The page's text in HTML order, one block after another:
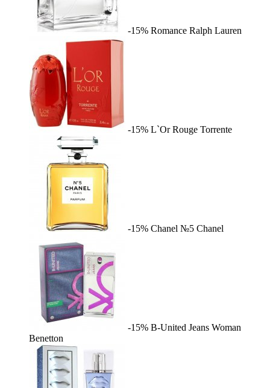
-15% Romance Ralph Lauren
-15% L`Or Rouge Torrente
-15% Chanel №5 Chanel
-15% B-United Jeans Woman
Benetton